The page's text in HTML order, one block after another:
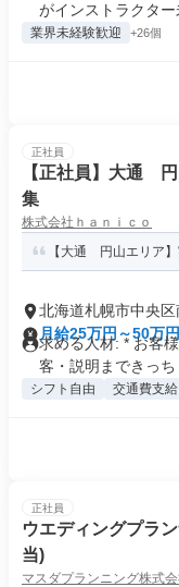
がインストラクター
業界未経験歓迎 +26個
正社員
【正社員】大通
集
株式会社ｈａｎｉｃｏ
【大通 円山エリア
北海道札幌市中央
月給25万円～50万円
求める人材: * お客
客・説明まできっち
シフト自由 交通費支給
正社員
ウエディングプラ
当)
マスダプランニング株式